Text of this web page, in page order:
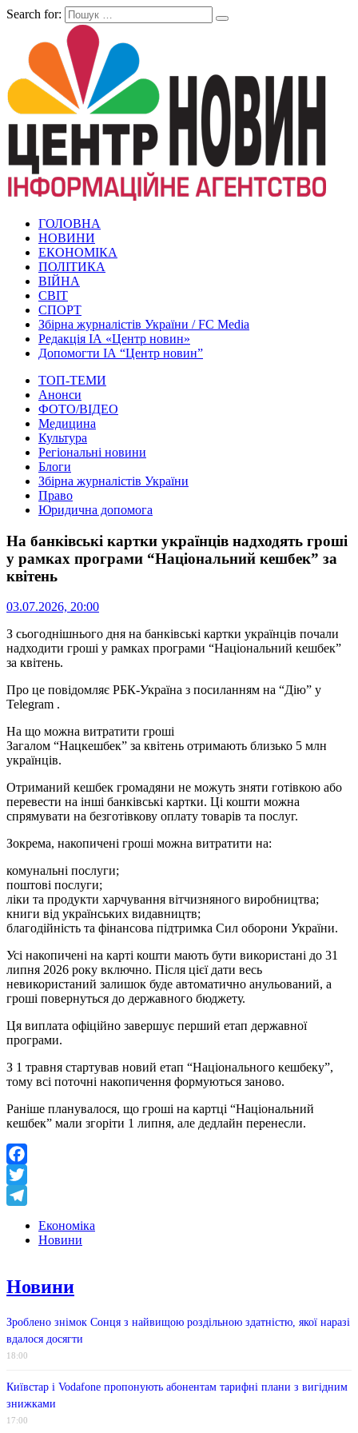
Search for:
ГОЛОВНА
НОВИНИ
ЕКОНОМІКА
ПОЛІТИКА
ВІЙНА
СВІТ
СПОРТ
Збірна журналістів України / FC Media
Редакція ІА «Центр новин»
Допомогти ІА “Центр новин”
ТОП-ТЕМИ
Анонси
ФОТО/ВІДЕО
Медицина
Культура
Регіональні новини
Блоги
Збірна журналістів України
Право
Юридична допомога
На банківські картки українців надходять гроші
у рамках програми “Національний кешбек” за
квітень
03.07.2026, 20:00
З сьогоднішнього дня на банківські картки українців почали
надходити гроші у рамках програми “Національний кешбек”
за квітень.
Про це повідомляє РБК-Україна з посиланням на “Дію” у
Telegram .
На що можна витратити гроші
Загалом “Нацкешбек” за квітень отримають близько 5 млн
українців.
Отриманий кешбек громадяни не можуть зняти готівкою або
перевести на інші банківські картки. Ці кошти можна
спрямувати на безготівкову оплату товарів та послуг.
Зокрема, накопичені гроші можна витратити на:
комунальні послуги;
поштові послуги;
ліки та продукти харчування вітчизняного виробництва;
книги від українських видавництв;
благодійність та фінансова підтримка Сил оборони України.
Усі накопичені на карті кошти мають бути використані до 31
липня 2026 року включно. Після цієї дати весь
невикористаний залишок буде автоматично анульований, а
гроші повернуться до державного бюджету.
Ця виплата офіційно завершує перший етап державної
програми.
З 1 травня стартував новий етап “Національного кешбеку”,
тому всі поточні накопичення формуються заново.
Раніше планувалося, що гроші на картці “Національний
кешбек” мали згоріти 1 липня, але дедлайн перенесли.
Facebook
Twitter
Економіка
Новини
Новини
Зроблено знімок Сонця з найвищою роздільною здатністю, якої наразі
вдалося досягти
18:00
Київстар і Vodafone пропонують абонентам тарифні плани з вигідним
знижками
17:00